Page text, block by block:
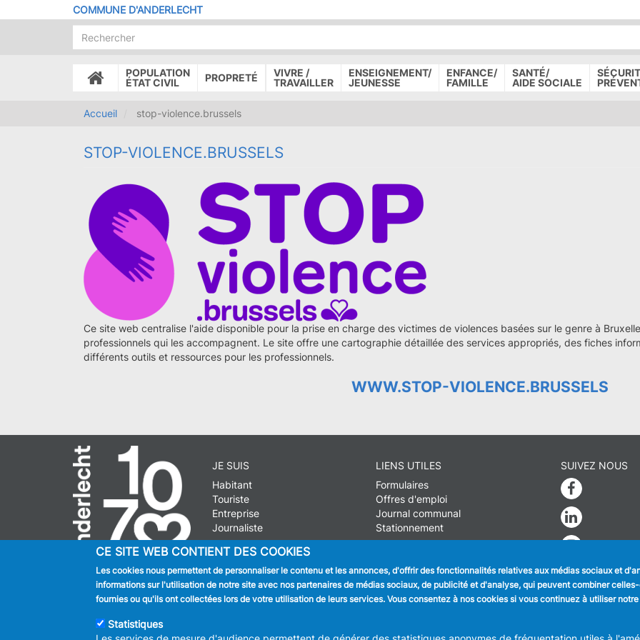
au
COMMUNE D'ANDERLECHT
ACCUEIL
POPULATION
ÉTAT CIVIL
PROPRETÉ
VIVRE /
TRAVAILLER
ENSEIGNEMENT/
JEUNESSE
ENFANCE/
FAMILLE
SANTÉ/
AIDE SOCIALE
Accueil stop-violence.brussels
STOP-VIOLENCE.BRUSSELS
Ce site web centralise l'aide disponible pour la prise en charge des victimes de violences basées sur le genre à
professionnels qui les accompagnent. Le site offre une cartographie détaillée des services appropriés, des fiches
différents outils et ressources pour les professionnels.
WWW.STOP-VIOLENCE.BRUSSELS
JE SUIS
Habitant
Touriste
Entreprise
Journaliste
LIENS UTILES
Formulaires
Offres d'emploi
Journal communal
Stationnement
SUIVEZ NOUS
Facebook
Linkedin
© 2026 ADMINISTRATION COMMUNALE D'ANDERLECHT Place du Conseil 1 B-1070-
CE SITE WEB CONTIENT DES COOKIES
Les cookies nous permettent de personnaliser le contenu et les annonces, d'offrir des fonctionnalités relatives aux médias sociaux et
informations sur l'utilisation de notre site avec nos partenaires de médias sociaux, de publicité et d'analyse, qui peuvent combiner
fournies ou qu'ils ont collectées lors de votre utilisation de leurs services. Vous consentez à nos cookies si vous continuez à utiliser notre
Statistiques